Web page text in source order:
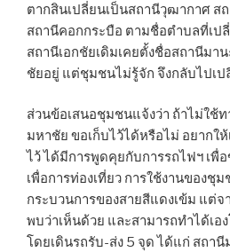
ตากสินเปลี่ยนเป็นสถานีวุฒากาศ ส
สถานีคอกกระบือ ตามชื่อตำบลที่เป
สถานีเอกชัยเดิมเคยตั้งชื่อสถานีมา
ชัยอยู่ แต่ชุมชนไม่รู้จัก จึงกลับไปเป
ส่วนข้อเสนอชุมชนแจ้งว่า ถ้าไม่ใช้
มหาชัย ขอเก็บไว้ได้หรือไม่ อยากใ
ไว้ ได้มีการพูดคุยกับการรถไฟฯ เพื่
เพื่อการท่องเที่ยว การใช้งานของชุ
กระบวนการของสายสีแดงเข้ม แต่
พบว่าเห็นด้วย และสามารถทำได้เ
โดยเดินรถรับ-ส่ง 5 จุด ได้แก่ สถา